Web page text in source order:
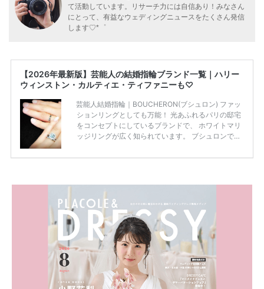
て活動しています。リサーチ力には自信あり！みなさん
にとって、有益なウェディングニュースをたくさん発信
します♡*゜
【2026年最新版】芸能人の結婚指輪ブランド一覧｜ハリー
ウィンストン・カルティエ・ティファニーも♡
芸能人結婚指輪｜BOUCHERON(ブシュロン) ファッ
ションリングとしても万能！ 光あふれるパリの邸宅
をコンセプトにしているブランドで、 ホワイトマリ
ッジリングが広く知られています。 ブシュロンで特
ング」は、 小栗さんと山田さんが結婚指輪に選ばれ
山田優さんの結婚指輪 出典:ブシュロンの公式HPをch
eck！ 婚約指輪にTiffanyを着用された 小栗旬さんと
山田優さん。 結婚指輪は、ブシュロン（ […]
読む